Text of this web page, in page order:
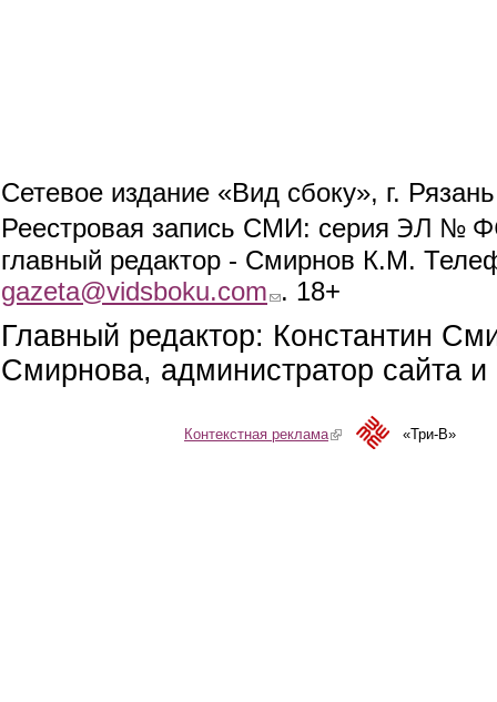
Сетевое издание «Вид сбоку», г.
Реестровая запись СМИ: серия ЭЛ №
главный редактор - Смирнов К.М.
gazeta@vidsboku.com (link sends e-mail)
. 18+
Главный редактор: Константин
Смирнова, администратор сайта
Контекстная реклама(link is external)«Три-В»